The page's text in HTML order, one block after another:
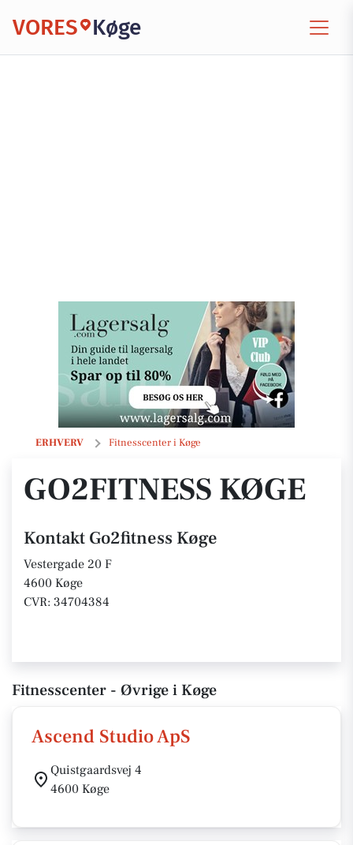
VORES Køge
ERHVERV Fitnesscenter i Køge
Go2fitness Køge
GO2FITNESS KØGE
Kontakt Go2fitness Køge
Vestergade 20 F
4600 Køge
CVR: 34704384
Fitnesscenter - Øvrige i Køge
Ascend Studio ApS
Quistgaardsvej 4
4600 Køge